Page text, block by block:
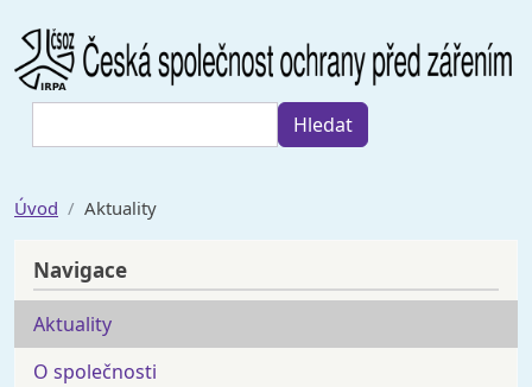
Hledat
Úvod Aktuality
Navigace
Aktuality
O společnosti